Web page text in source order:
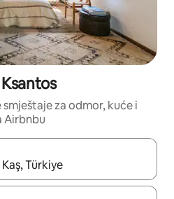
za odmor, kuće i
Airbnbu
moći ćete ih pregledati